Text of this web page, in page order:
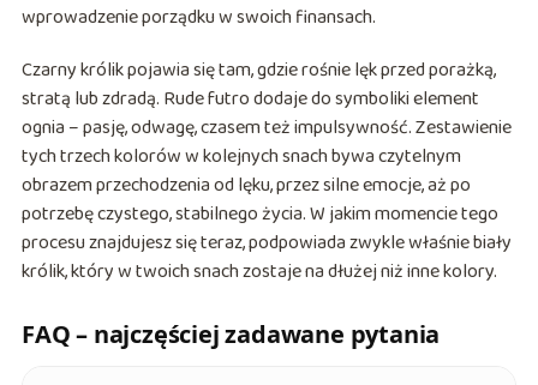
wprowadzenie porządku w swoich finansach.
Czarny królik pojawia się tam, gdzie rośnie lęk przed porażką,
stratą lub zdradą. Rude futro dodaje do symboliki element
ognia – pasję, odwagę, czasem też impulsywność. Zestawienie
tych trzech kolorów w kolejnych snach bywa czytelnym
obrazem przechodzenia od lęku, przez silne emocje, aż po
potrzebę czystego, stabilnego życia. W jakim momencie tego
procesu znajdujesz się teraz, podpowiada zwykle właśnie biały
królik, który w twoich snach zostaje na dłużej niż inne kolory.
FAQ – najczęściej zadawane pytania